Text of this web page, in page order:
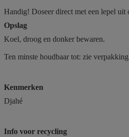
Handig! Doseer direct met een lepel uit
Opslag
Koel, droog en donker bewaren.
Ten minste houdbaar tot: zie
Kenmerken
Djahé
Info voor recycling